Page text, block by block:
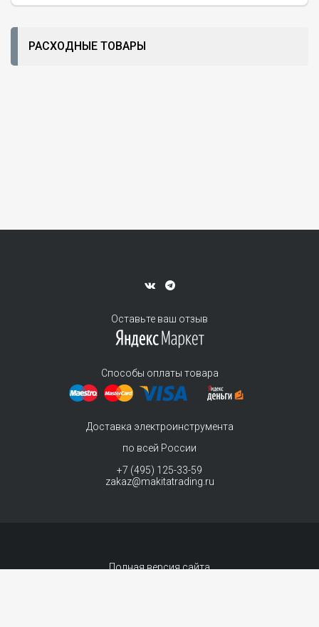
РАСХОДНЫЕ ТОВАРЫ
Оставьте ваш отзыв
Способы оплаты товара
Доставка электроинструмента
по всей России
+7 (495) 125-33-59
zakaz@makitatrading.ru
Полная версия сайта